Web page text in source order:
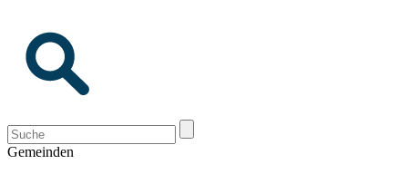
Gemeinden